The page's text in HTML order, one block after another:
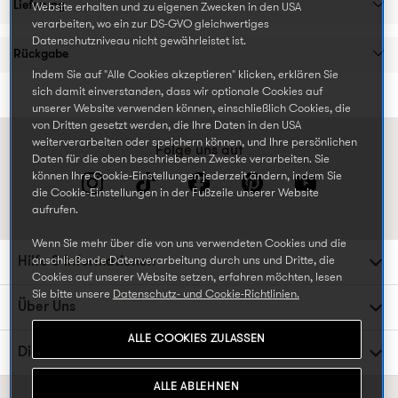
Lieferung
Rückgabe
Folge uns auf
Hilfe & Informationen
Über Uns
Die TK Maxx Familie
Website erhalten und zu eigenen Zwecken in den USA
verarbeiten, wo ein zur DS-GVO gleichwertiges
Datenschutzniveau nicht gewährleistet ist.
Indem Sie auf "Alle Cookies akzeptieren" klicken, erklären Sie
sich damit einverstanden, dass wir optionale Cookies auf
unserer Website verwenden können, einschließlich Cookies, die
von Dritten gesetzt werden, die Ihre Daten in den USA
weiterverarbeiten oder speichern können, und Ihre persönlichen
Daten für die oben beschriebenen Zwecke verarbeiten. Sie
können Ihre Cookie-Einstellungen jederzeit ändern, indem Sie
die Cookie-Einstellungen in der Fußzeile unserer Website
aufrufen.
Wenn Sie mehr über die von uns verwendeten Cookies und die
anschließende Datenverarbeitung durch uns und Dritte, die
Cookies auf unserer Website setzen, erfahren möchten, lesen
Sie bitte unsere Datenschutz- und Cookie-Richtlinien.
ALLE COOKIES ZULASSEN
ALLE ABLEHNEN